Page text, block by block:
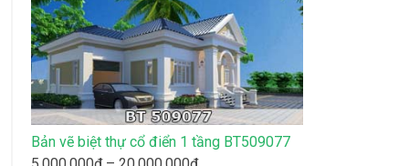
50,000,000₫
Bản vẽ biệt thự cổ điển 1 tầng BT509077